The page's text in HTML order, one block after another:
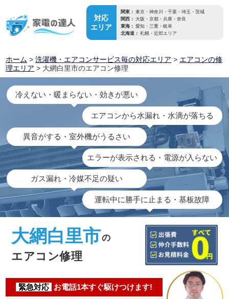
対応
エリア
関東： 東京・神奈川・千葉・埼玉・茨城
関西： 大阪・京都・兵庫・奈良
東海： 愛知・三重・岐阜
北海道： 札幌・近郊エリア
ホーム >洗濯機・エアコンサービス毎の対応エリア > エアコンの修
理エリア > 大網白里市のエアコン修理
冷えない・暖まらない・効きが悪い
エアコンから水漏れ・水滴が落ちる
異音がする・室外機がうるさい
エラーが表示される・電源が入らない
ガス漏れ・冷媒不足の疑い
運転中に勝手に止まる・基板故障
大網白里市の
エアコン修理
緊急対応 お電話1本すぐ駆けつけます!